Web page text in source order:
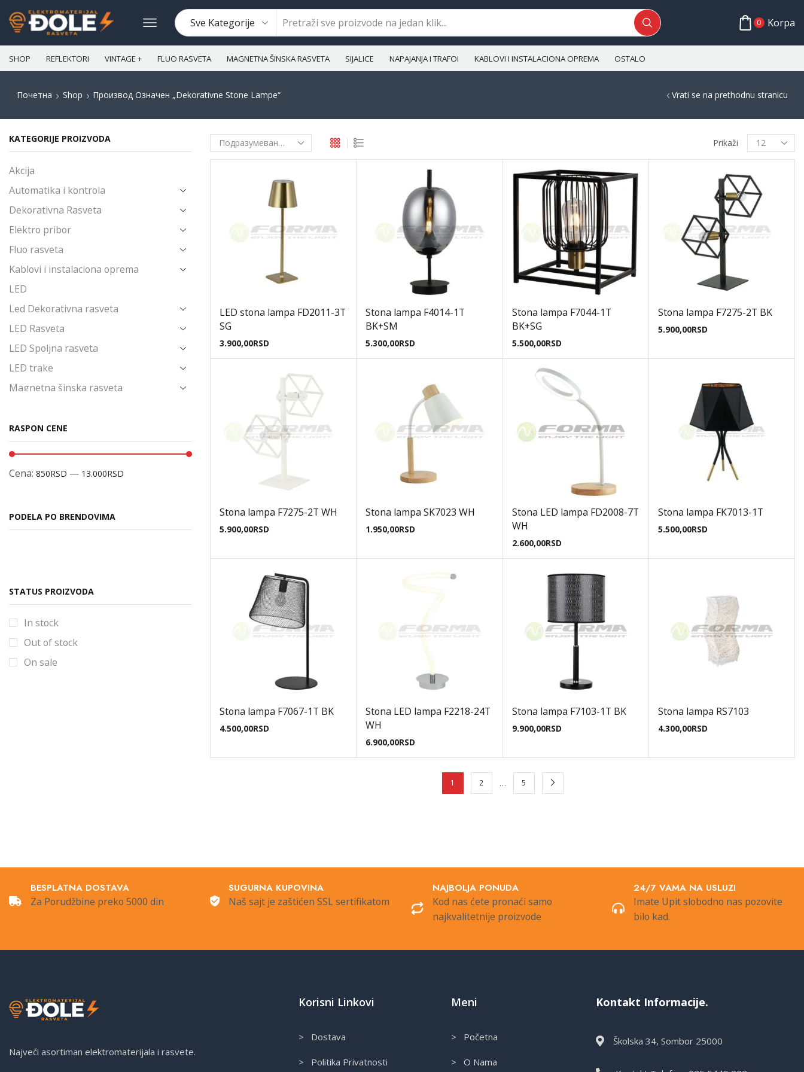
0 Korpa
SHOP REFLEKTORI VINTAGE + FLUO RASVETA MAGNETNA ŠINSKA RASVETA SIJALICE NAPAJANJA I TRAFOI KABLOVI I INSTALACIONA OPREMA OSTALO
Почетна Shop Производ Oзначен „dekorativne Stone Lampe“ Vrati se na prethodnu stranicu
Prikaži
LED stona lampa FD2011-3T
SG
3.900,00RSD
Stona lampa F4014-1T
BK+SM
5.300,00RSD
Stona lampa F7044-1T
BK+SG
5.500,00RSD
Stona lampa F7275-2T BK
5.900,00RSD
Stona lampa F7275-2T WH
5.900,00RSD
Stona lampa SK7023 WH
1.950,00RSD
Stona LED lampa FD2008-7T
WH
2.600,00RSD
Stona lampa FK7013-1T
5.500,00RSD
Stona lampa F7067-1T BK
4.500,00RSD
Stona LED lampa F2218-24T
WH
6.900,00RSD
Stona lampa F7103-1T BK
9.900,00RSD
Stona lampa RS7103
4.300,00RSD
1 2 … 5
KATEGORIJE PROIZVODA
Akcija
Automatika i kontrola
Dekorativna Rasveta
Elektro pribor
Fluo rasveta
Kablovi i instalaciona oprema
LED
Led Dekorativna rasveta
LED Rasveta
LED Spoljna rasveta
LED trake
Magnetna šinska rasveta
Novo u ponudi
Poslednji komadi
Šinski
Spoljna Rasveta
Štedljive sijalice
Stubići
RASPON CENE
Cena: 850RSD — 13.000RSD
PODELA PO BRENDOVIMA
STATUS PROIZVODA
In stock
Out of stock
On sale
BESPLATNA DOSTAVA
Za Porudžbine preko 5000 din
SUGURNA KUPOVINA
Naš sajt je zaštićen SSL sertifikatom
NAJBOLJA PONUDA
Kod nas ćete pronaći samo
najkvalitetnije proizvode
24/7 VAMA NA USLUZI
Imate Upit slobodno nas pozovite
bilo kad.
Najveći asortiman elektromaterijala i rasvete.
Korisni Linkovi
> Dostava
> Politika Privatnosti
Meni
> Početna
> O Nama
Kontakt Informacije.
Školska 34, Sombor 25000